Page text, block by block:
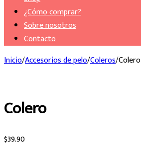
¿Cómo comprar?
Sobre nosotros
Contacto
Inicio/Accesorios de pelo/Coleros/Colero
Colero
$39.90